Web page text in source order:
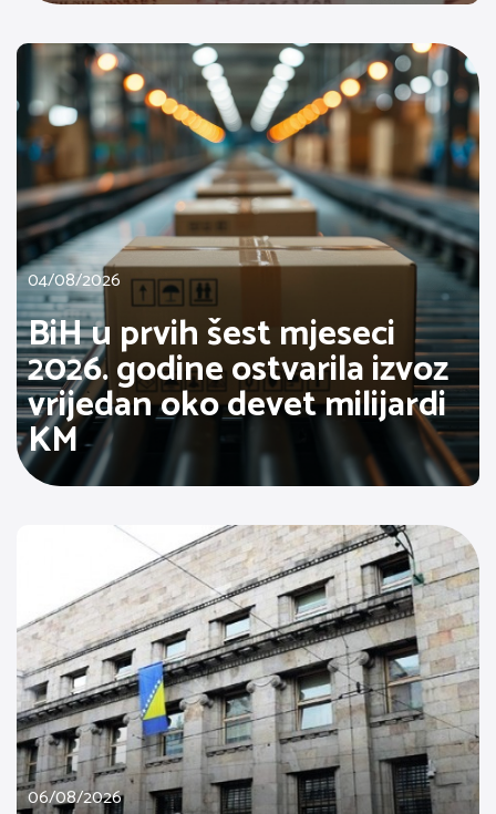
04/08/2026
BiH u prvih šest mjeseci
2026. godine ostvarila izvoz
vrijedan oko devet milijardi
KM
06/08/2026